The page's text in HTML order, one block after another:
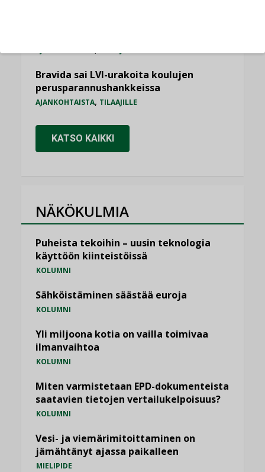
Bravida sai LVI-urakoita koulujen
perusparannushankkeissa
AJANKOHTAISTA, TILAAJILLE
KATSO KAIKKI
NÄKÖKULMIA
Puheista tekoihin – uusin teknologia
käyttöön kiinteistöissä
KOLUMNI
Sähköistäminen säästää euroja
KOLUMNI
Yli miljoona kotia on vailla toimivaa
ilmanvaihtoa
KOLUMNI
Miten varmistetaan EPD-dokumenteista
saatavien tietojen vertailukelpoisuus?
KOLUMNI
Vesi- ja viemärimitoittaminen on
jämähtänyt ajassa paikalleen
MIELIPIDE